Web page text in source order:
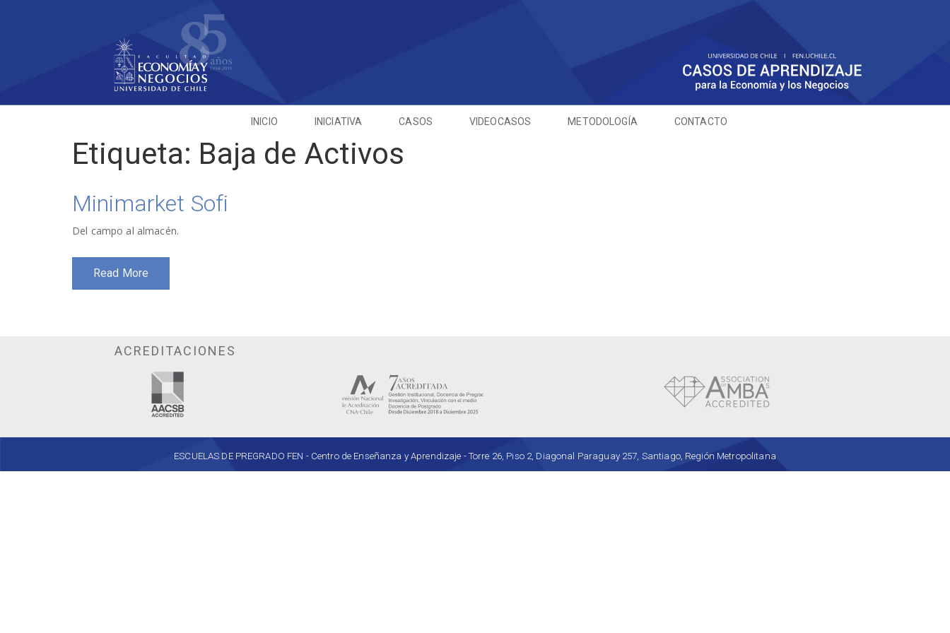
INICIO INICIATIVA CASOS VIDEOCASOS METODOLOGÍA CONTACTO
Etiqueta: Baja de Activos
Minimarket Sofi
Del campo al almacén.
Read More
ACREDITACIONES
ESCUELAS DE PREGRADO FEN - Centro de Enseñanza y Aprendizaje - Torre 26, Piso 2, Diagonal Paraguay 257, Santiago, Región Metropolitana